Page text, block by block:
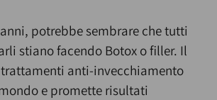
potrebbe sembrare che tutti
stiano facendo Botox o filler. Il
trattamenti anti-invecchiamento
e promette risultati